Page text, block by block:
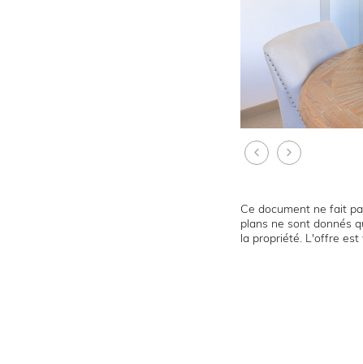
Ce document ne fait
plans ne sont donnés
la propriété. L'offre est